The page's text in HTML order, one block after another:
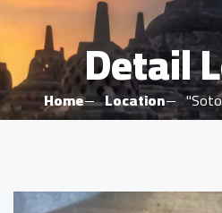
Detail
Home Location